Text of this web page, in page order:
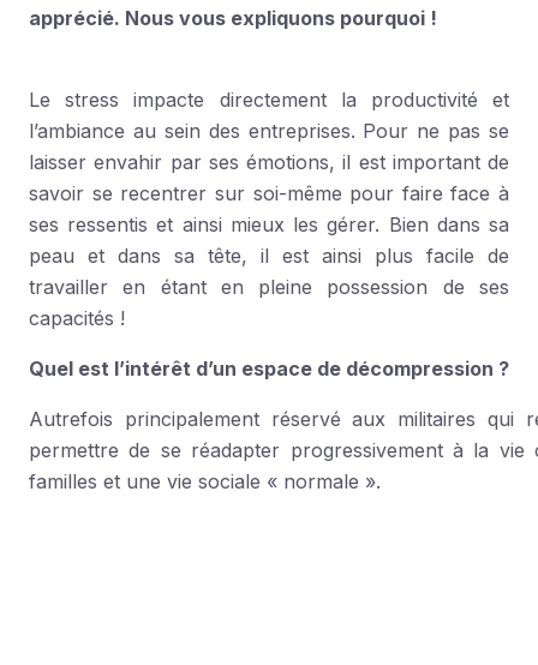
apprécié. Nous vous expliquons pourquoi !
Le stress impacte directement la productivité et
l’ambiance au sein des entreprises. Pour ne pas se
laisser envahir par ses émotions, il est important de
savoir se recentrer sur soi-même pour faire face à
ses ressentis et ainsi mieux les gérer. Bien dans sa
peau et dans sa tête, il est ainsi plus facile de
travailler en étant en pleine possession de ses
capacités !
Quel est l’intérêt d’un espace de décompression ?
Autrefois principalement réservé aux militaires
permettre de se réadapter progressivement à la
familles et une vie sociale « normale ».